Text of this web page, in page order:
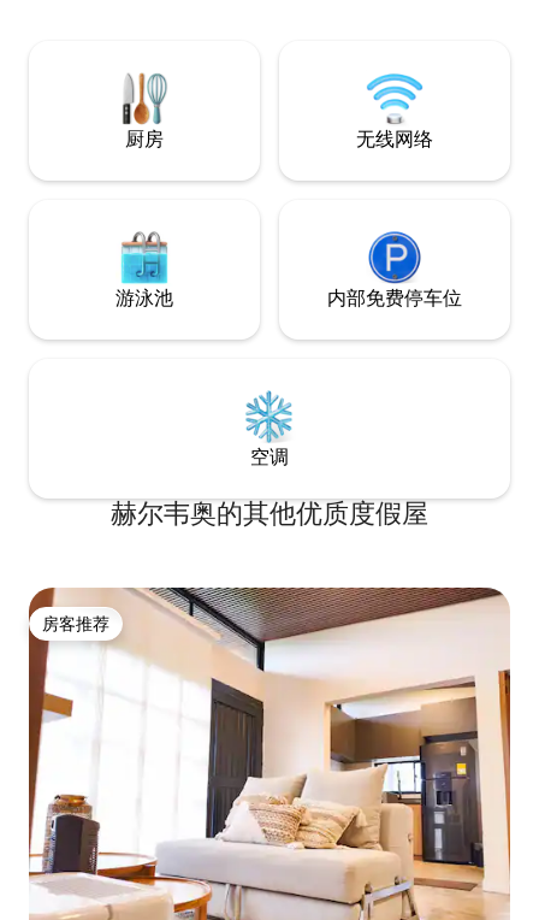
厨房 无线网络
游泳池 内部免费停车位
空调
赫尔韦奥的其他优质度假屋
房客推荐
房客推荐